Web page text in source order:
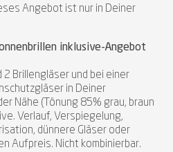
Angebot ist nur in Deiner
inklusive-Angebot
2 Brillengläser und bei einer
in Deiner
Nähe (Tönung 85% grau, braun
Verlauf, Verspiegelung,
dünnere Gläser oder
Aufpreis. Nicht kombinierbar.